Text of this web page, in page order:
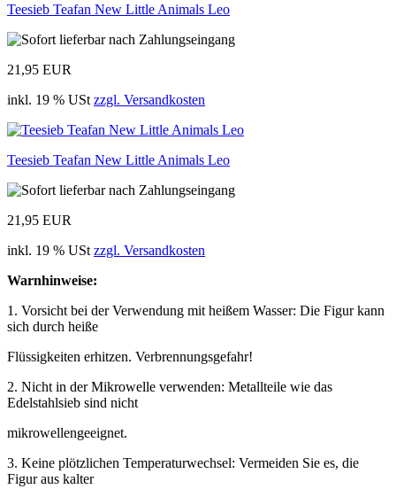
Teesieb Teafan New Little Animals Leo
21,95 EUR
inkl. 19 % USt zzgl. Versandkosten
Teesieb Teafan New Little Animals Leo
21,95 EUR
inkl. 19 % USt zzgl. Versandkosten
Warnhinweise:
1. Vorsicht bei der Verwendung mit heißem Wasser: Die Figur kann
sich durch heiße
Flüssigkeiten erhitzen. Verbrennungsgefahr!
2. Nicht in der Mikrowelle verwenden: Metallteile wie das
Edelstahlsieb sind nicht
mikrowellengeeignet.
3. Keine plötzlichen Temperaturwechsel: Vermeiden Sie es, die
Figur aus kalter